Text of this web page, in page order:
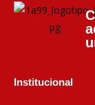
Institucional